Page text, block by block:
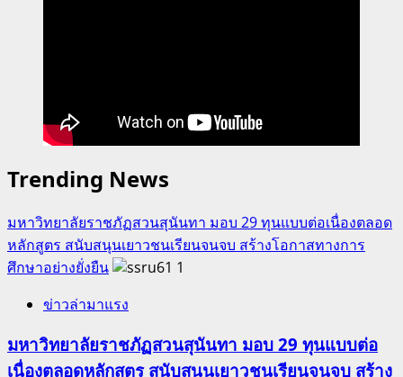
Trending News
มหาวิทยาลัยราชภัฏสวนสุนันทา มอบ 29 ทุนแบบต่อเนื่องตลอด
หลักสูตร สนับสนุนเยาวชนเรียนจนจบ สร้างโอกาสทางการ
ศึกษาอย่างยั่งยืน
1
ข่าวล่ามาแรง
มหาวิทยาลัยราชภัฏสวนสุนันทา มอบ 29 ทุนแบบต่อ
เนื่องตลอดหลักสูตร สนับสนุนเยาวชนเรียนจนจบ สร้าง